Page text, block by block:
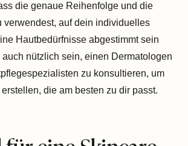
die genaue Reihenfolge und die
verwendest, auf dein individuelles
Hautbedürfnisse abgestimmt sein
nützlich sein, einen Dermatologen
zu konsultieren, um
die am besten zu dir passt.